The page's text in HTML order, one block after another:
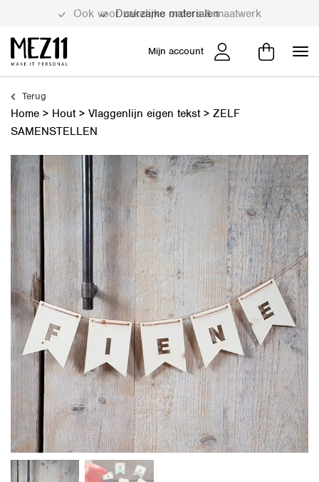
Duurzame materialen
Mijn account
Terug
Home > Hout> Vlaggenlijn eigen tekst> ZELF
SAMENSTELLEN